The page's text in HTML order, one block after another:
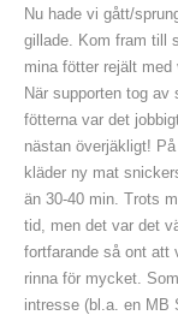
Nu hade vi gått/
gillade. Kom fram till
mina fötter rejält
När supporten tog av
fötterna var det
nästan överjäkligt!
kläder ny mat
än 30-40 min. Trots
tid, men det var det
fortfarande så ont att
rinna för mycket.
intresse (bl.a. en MB